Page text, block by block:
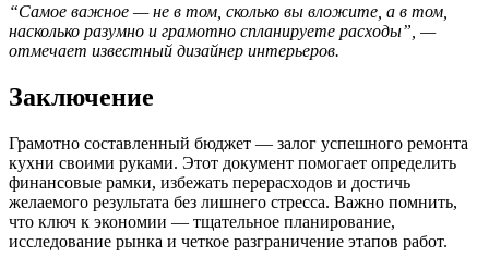
“Самое важное — не в том, сколько вы вложите, а в том,
насколько разумно и грамотно спланируете расходы”, —
отмечает известный дизайнер интерьеров.
Заключение
Грамотно составленный бюджет — залог успешного ремонта
кухни своими руками. Этот документ помогает определить
финансовые рамки, избежать перерасходов и достичь
желаемого результата без лишнего стресса. Важно помнить,
что ключ к экономии — тщательное планирование,
исследование рынка и четкое разграничение этапов работ.